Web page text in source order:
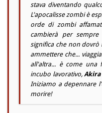
stava diventando
L'apocalisse zombi è
orde di zombi
cambierà per sempre
significa che non dovrò
ammettere che...
all'altra... è come una
incubo lavorativo,Akira
Iniziamo a depennare
morire!